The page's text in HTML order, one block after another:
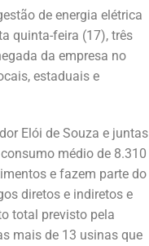
de energia elétrica
quinta-feira (17), três
da empresa no
estaduais e
Elói de Souza e juntas
médio de 8.310
e fazem parte do
diretos e indiretos e
total previsto pela
mais de 13 usinas que